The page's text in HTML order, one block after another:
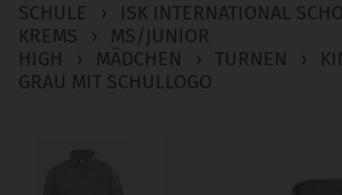
SCHULE ›
ISK INTERNATIONAL
KREMS
›
MS/JUNIOR
HIGH
› MÄDCHEN › TURNEN ›
GRAU MIT SCHULLOGO